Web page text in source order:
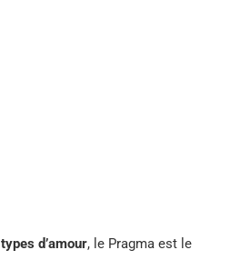
types d’amour, le Pragma est le